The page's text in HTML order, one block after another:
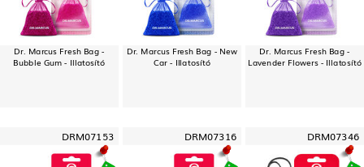
Dr. Marcus Fresh Bag -
Bubble Gum - Illatosító
Dr. Marcus Fresh Bag - New
Car - Illatosító
Dr. Marcus Fresh Bag -
Lavender Flowers - Illatosító
DRM07153 DRM07316 DRM07346